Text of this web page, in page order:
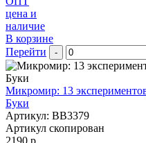
цена и
наличие
В корзине
Перейти
-
Микромир: 13
Буки
Артикул: BB3379
Артикул скопирован
2190 р